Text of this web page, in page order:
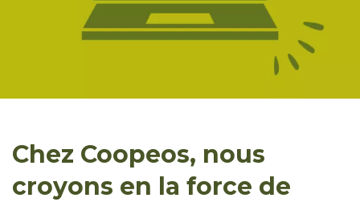
Chez Coopeos, nous
croyons en la force de